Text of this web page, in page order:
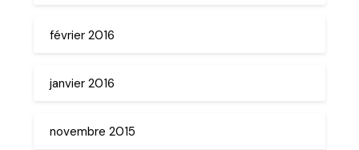
février 2016
janvier 2016
novembre 2015